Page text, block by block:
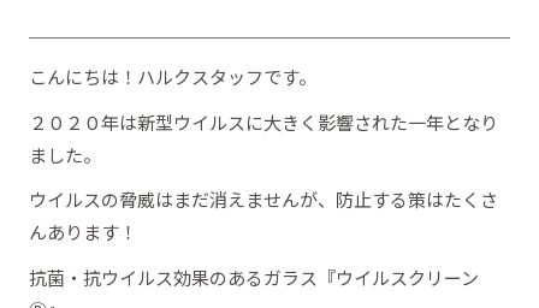
こんにちは！ハルクスタッフです。
２０２０年は新型ウイルスに大きく影響された一年となり
ました。
ウイルスの脅威はまだ消えませんが、防止する策はたくさ
んあります！
抗菌・抗ウイルス効果のあるガラス『ウイルスクリーン